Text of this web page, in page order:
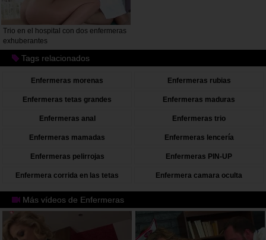
Trio en el hospital con dos enfermeras
exhuberantes
Tags relacionados
Enfermeras morenas Enfermeras rubias
Enfermeras tetas grandes Enfermeras maduras
Enfermeras anal Enfermeras trio
Enfermeras mamadas Enfermeras lencería
Enfermeras pelirrojas Enfermeras PIN-UP
Enfermera corrida en las tetas Enfermera camara oculta
Más vídeos de Enfermeras